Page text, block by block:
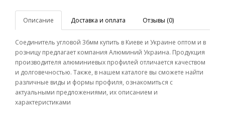
Описание Доставка и оплата Отзывы (0)
Соединитель угловой 36мм купить в Киеве и Украине оптом и в
розницу предлагает компания Алюминий Украина. Продукция
производителя алюминиевых профилей отличается качеством
и долговечностью. Также, в нашем каталоге вы сможете найти
различные виды и формы профиля, ознакомиться с
актуальными предложениями, их описанием и
характеристиками